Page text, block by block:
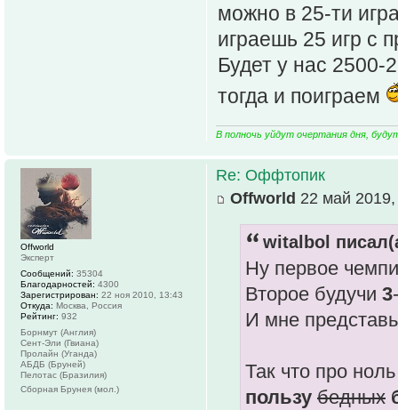
можно в 25-ти
играешь 25 игр с
Будет у нас 2500-
тогда и поиграем
В полночь уйдут очертания дня,
Re: Оффтопик
Offworld 22 май
witalbol
Ну первое
Второе будучи 3
И мне
Так что про
пользу бедных
Offworld
Эксперт
Сообщений: 35304
Благодарностей: 4300
Зарегистрирован: 22 ноя 2010, 13:43
Откуда: Москва, Россия
Рейтинг: 932
Борнмут (Англия)
Сент-Эли (Гвиана)
Пролайн (Уганда)
АБДБ (Бруней)
Пелотас (Бразилия)
Сборная Брунея (мол.)